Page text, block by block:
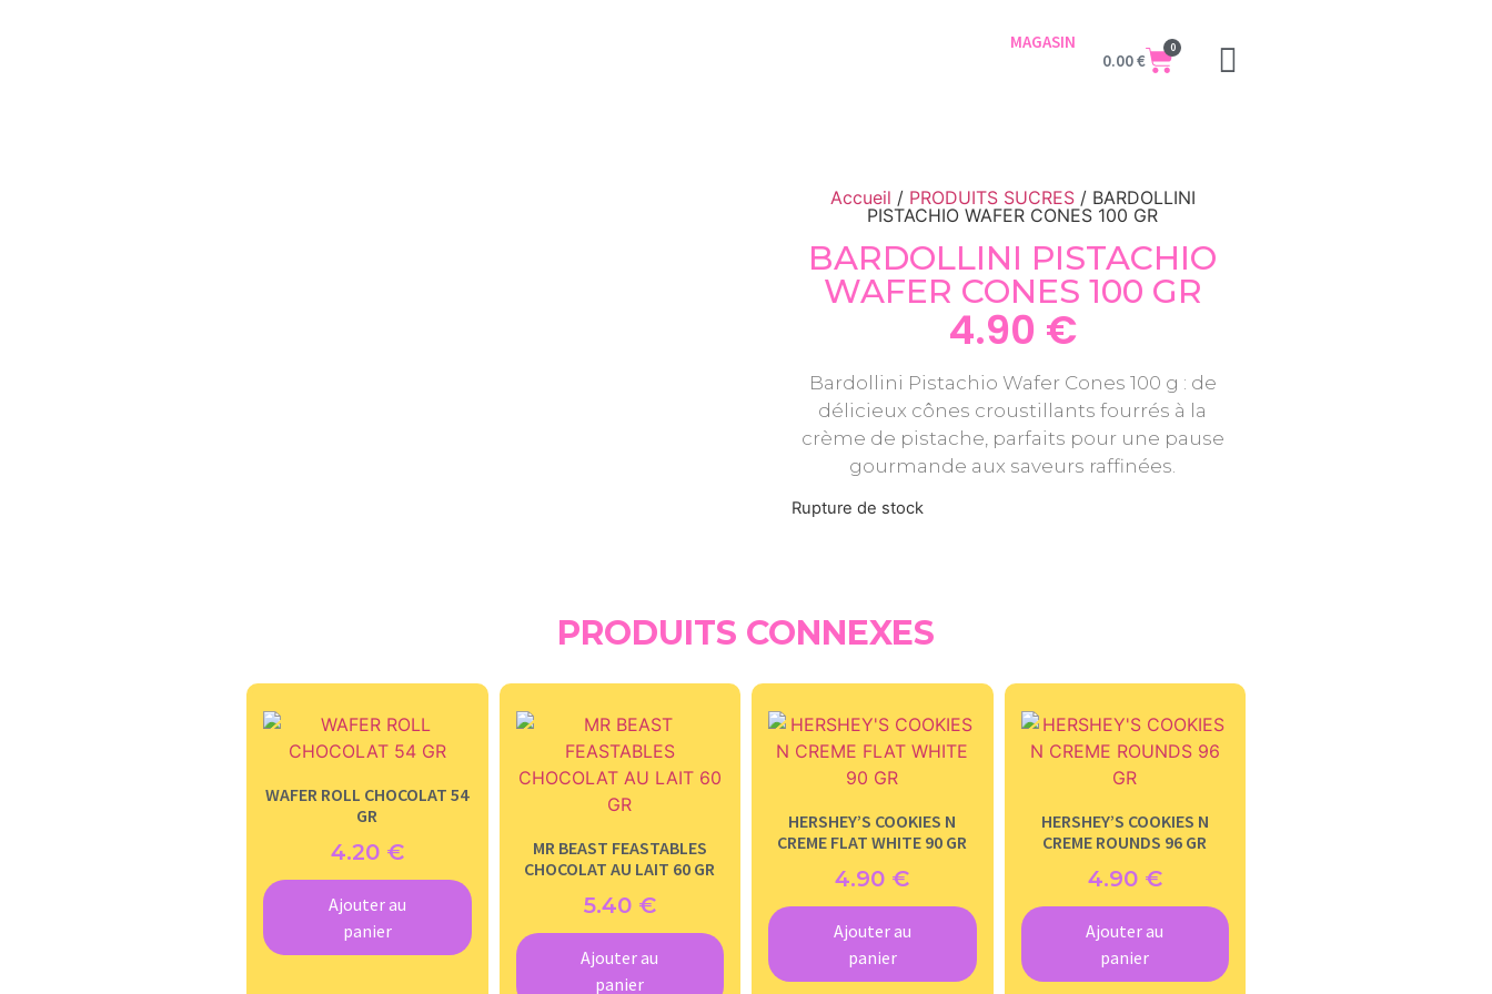
MAGASIN
0.00€
0
Accueil / PRODUITS SUCRES/ BARDOLLINI
PISTACHIO WAFER CONES 100 GR
BARDOLLINI PISTACHIO
WAFER CONES 100 GR
4.90 €
Bardollini Pistachio Wafer Cones 100 g : de
délicieux cônes croustillants fourrés à la
crème de pistache, parfaits pour une pause
gourmande aux saveurs raffinées.
Rupture de stock
PRODUITS CONNEXES
WAFER ROLL CHOCOLAT 54
GR
4.20 €
Ajouter au
panier
MR BEAST FEASTABLES
CHOCOLAT AU LAIT 60 GR
5.40 €
Ajouter au
panier
HERSHEY’S COOKIES N
CREME FLAT WHITE 90 GR
4.90 €
Ajouter au
panier
HERSHEY’S COOKIES N
CREME ROUNDS 96 GR
4.90 €
Ajouter au
panier